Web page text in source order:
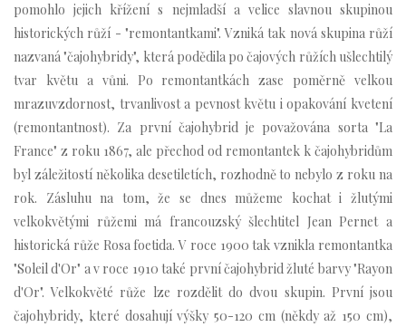
pomohlo jejich křížení s nejmladší a velice slavnou skupinou
historických růží - "remontantkami". Vzniká tak nová skupina růží
nazvaná "čajohybridy", která podědila po čajových růžích ušlechtilý
tvar květu a vůni. Po remontantkách zase poměrně velkou
mrazuvzdornost, trvanlivost a pevnost květu i opakování kvetení
(remontantnost). Za první čajohybrid je považována sorta "La
France" z roku 1867, ale přechod od remontantek k čajohybridům
byl záležitostí několika desetiletích, rozhodně to nebylo z roku na
rok. Zásluhu na tom, že se dnes můžeme kochat i žlutými
velkokvětými růžemi má francouzský šlechtitel Jean Pernet a
historická růže Rosa foetida. V roce 1900 tak vznikla remontantka
"Soleil d'Or" a v roce 1910 také první čajohybrid žluté barvy "Rayon
d'Or". Velkokvěté růže lze rozdělit do dvou skupin. První jsou
čajohybridy, které dosahují výšky 50-120 cm (někdy až 150 cm),